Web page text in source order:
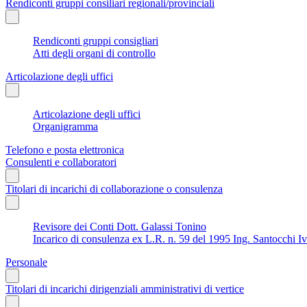
Rendiconti gruppi consiliari regionali/provinciali
Rendiconti gruppi consigliari
Atti degli organi di controllo
Articolazione degli uffici
Articolazione degli uffici
Organigramma
Telefono e posta elettronica
Consulenti e collaboratori
Titolari di incarichi di collaborazione o consulenza
Revisore dei Conti Dott. Galassi Tonino
Incarico di consulenza ex L.R. n. 59 del 1995 Ing. Santocchi
Personale
Titolari di incarichi dirigenziali amministrativi di vertice